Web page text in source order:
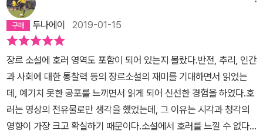
장이라는 풍습을 떠올리게 하는 좀 안타까운 사연이 기반이 되는데
아무래도 현실감이 있지는 않아서 그야말로 전설의 고향에 나올 만한
얘기의 현대판이라 할 수 있었다. 그래도 섬뜩한 분위기가 계속 연출
되어 과연 어떤 결말을 맺을까 궁금증을 계속 자아내게 한 작품이었
는데 '밤의 이야기꾼'들에 이어 오랜만에 읽은 흥미로운 호러소설이었
다.
미를 선서하네요.​인간이 가지는 가족에 대한 애정을 토대로 가족을
지키기 위한 이들의 이야기이며 그것을 극복하며 다소 식상하지만 가
족의 소중함을 깨달아가는..... 이것이 지금 우리가 살아가는 당연한
이유이지만 다시한번 상기시켜 주며 간단명료하게 마무리를 지어주
네요.​초반에 작품이 주는 공포감과 궁금증이 강렬해서 후반부가 맘에
들지 않을 수 있는 분들도 있을거라 당연히 추측이 되는 소설이였지
만, 분명 재미있게 읽어나갔습니다.​- 가독성 좋습니다.
두나에이 2019-01-15
장르 소설에 호러 영역도 포함이 되어 있는지 몰랐다.반전, 추리, 인간
과 사회에 대한 통찰력 등의 장르소설의 재미를 기대하면서 읽었는
데, 예기치 못한 공포를 느끼면서 읽게 되어 신선한 경험을 하였다.호
러는 영상의 전유물로만 생각을 했었는데, 그 이유는 시각과 청각의
영향이 가장 크고 확실하기 때문이다.소설에서 호러를 느낄 수 없다